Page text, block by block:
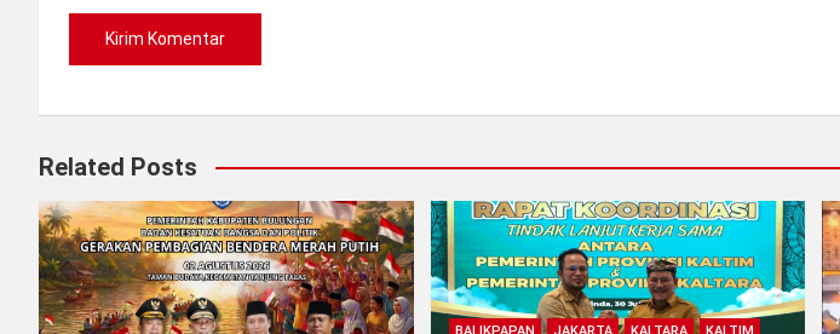
Related Posts
BALIKPAPAN JAKARTA KALTARA
KALTIM